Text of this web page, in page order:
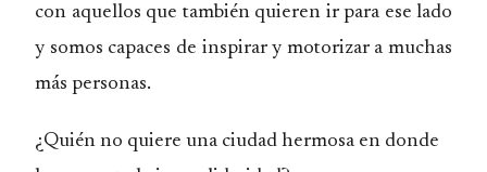
con aquellos que también quieren ir para ese lado
y somos capaces de inspirar y motorizar a muchas
más personas.
¿Quién no quiere una ciudad hermosa en donde